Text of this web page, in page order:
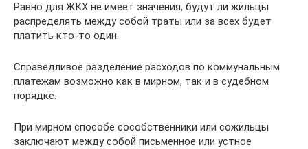
Равно для ЖКХ не имеет значения, будут ли жильцы
распределять между собой траты или за всех будет
платить кто-то один.
Справедливое разделение расходов по коммунальным
платежам возможно как в мирном, так и в судебном
порядке.
При мирном способе сособственники или сожильцы
заключают между собой письменное или устное